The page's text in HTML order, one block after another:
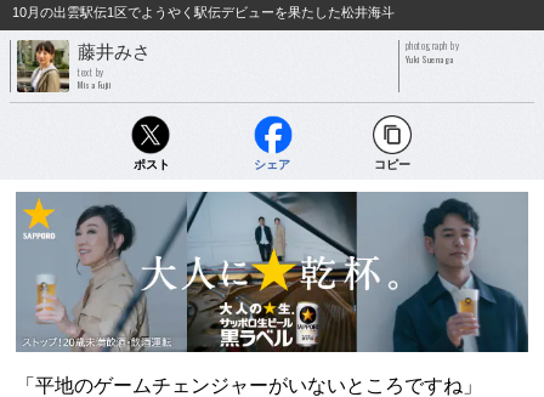
10月の出雲駅伝1区でようやく駅伝デビューを果たした松井海斗
藤井みさ
text by
Misa Fujii
photograph by
Yuki Suenaga
ポスト シェア コピー
「平地のゲームチェンジャーがいないところですね」